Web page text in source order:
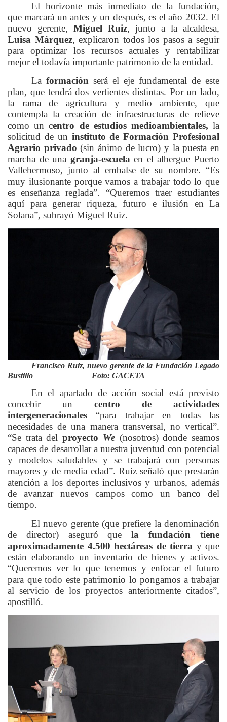
El horizonte más inmediato de la fundación,
que marcará un antes y un después, es el año 2032. El
nuevo gerente, Miguel Ruiz, junto a la alcaldesa,
Luisa Márquez, explicaron todos los pasos a seguir
para optimizar los recursos actuales y rentabilizar
mejor el todavía importante patrimonio de la entidad.
Laformación será el eje fundamental de este
plan, que tendrá dos vertientes distintas. Por un lado,
la rama de agricultura y medio ambiente, que
contempla la creación de infraestructuras de relieve
como un centro de estudios medioambientales, la
solicitud de un instituto de Formación Profesional
Agrario privado (sin ánimo de lucro) y la puesta en
marcha de una granja-escuela en el albergue Puerto
Vallehermoso, junto al embalse de su nombre. “Es
muy ilusionante porque vamos a trabajar todo lo que
es enseñanza reglada”. “Queremos traer estudiantes
aquí para generar riqueza, futuro e ilusión en La
Solana”, subrayó Miguel Ruiz.
Francisco Ruiz, nuevo gerente de la Fundación Legado
Bustillo Foto: GACETA
En el apartado de acción social está previsto
concebir un centro de actividades
intergeneracionales “para trabajar en todas las
necesidades de una manera transversal, no vertical”.
“Se trata delproyecto We (nosotros) donde seamos
capaces de desarrollar a nuestra juventud con potencial
y modelos saludables y se trabajará con personas
mayores y de media edad”. Ruiz señaló que prestarán
atención a los deportes inclusivos y urbanos, además
de avanzar nuevos campos como un banco del
tiempo.
El nuevo gerente (que prefiere la denominación
de director) aseguró quela fundación tiene
aproximadamente 4.500 hectáreas de tierra y que
están elaborando un inventario de bienes y activos.
“Queremos ver lo que tenemos y enfocar el futuro
para que todo este patrimonio lo pongamos a trabajar
al servicio de los proyectos anteriormente citados”,
apostilló.